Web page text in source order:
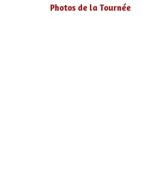
Photos de la Tournée